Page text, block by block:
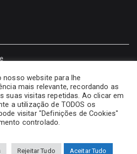
website para lhe
mais relevante, recordando as
suas visitas repetidas. Ao clicar em
a utilização de TODOS os
visitar "Definições de Cookies"
controlado.
Rejeitar Tudo Aceitar Tudo